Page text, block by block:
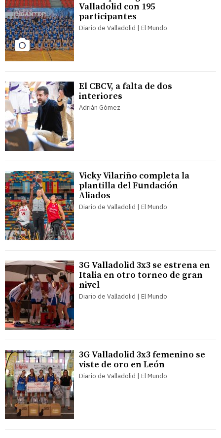
Valladolid con 195
participantes
Diario de Valladolid | El Mundo
El CBCV, a falta de dos
interiores
Adrián Gómez
Vicky Vilariño completa la
plantilla del Fundación
Aliados
Diario de Valladolid | El Mundo
3G Valladolid 3x3 se estrena en
Italia en otro torneo de gran
nivel
Diario de Valladolid | El Mundo
3G Valladolid 3x3 femenino se
viste de oro en León
Diario de Valladolid | El Mundo